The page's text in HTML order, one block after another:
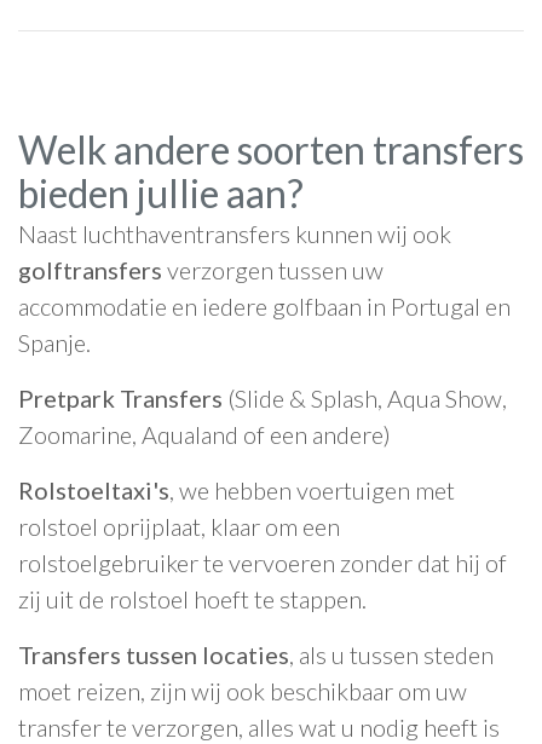
Welk andere soorten transfers
bieden jullie aan?
Naast luchthaventransfers kunnen wij ook
golftransfers verzorgen tussen uw
accommodatie en iedere golfbaan in Portugal en
Spanje.
Pretpark Transfers (Slide & Splash, Aqua Show,
Zoomarine, Aqualand of een andere)
Rolstoeltaxi's, we hebben voertuigen met
rolstoel oprijplaat, klaar om een
rolstoelgebruiker te vervoeren zonder dat hij of
zij uit de rolstoel hoeft te stappen.
Transfers tussen locaties, als u tussen steden
moet reizen, zijn wij ook beschikbaar om uw
transfer te verzorgen, alles wat u nodig heeft is